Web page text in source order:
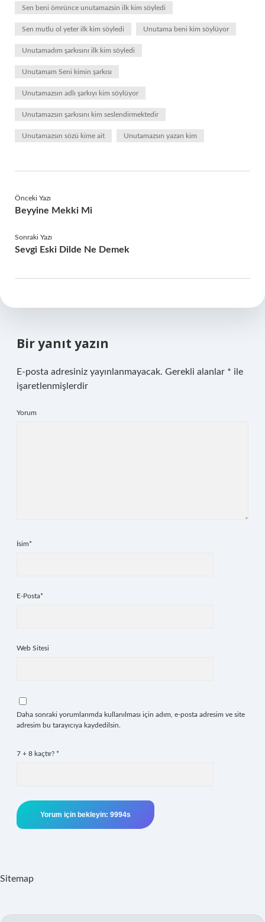
Sen beni ömrünce unutamazsin ilk kim söyledi
Sen mutlu ol yeter ilk kim söyledi Unutama beni kim söylüyor
Unutamadım şarkısını ilk kim söyledi
Unutamam Seni kimin şarkısı
Unutamazsın adlı şarkıyı kim söylüyor
Unutamazsın şarkısını kim seslendirmektedir
Unutamazsın sözü kime ait Unutamazsın yazarı kim
Önceki Yazı
Beyyine Mekki Mi
Sonraki Yazı
Sevgi Eski Dilde Ne Demek
Bir yanıt yazın
E-posta adresiniz yayınlanmayacak. Gerekli alanlar * ile
işaretlenmişlerdir
Yorum
İsim*
E-Posta*
Web Sitesi
Daha sonraki yorumlarımda kullanılması için adım, e-posta adresim ve site
adresim bu tarayıcıya kaydedilsin.
7 + 8 kaçtır? *
Sitemap